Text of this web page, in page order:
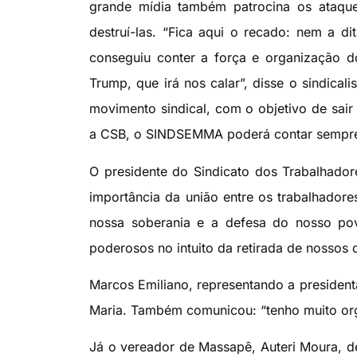
grande mídia também patrocina os
destruí-las. “Fica aqui o recado: nem a
conseguiu conter a força e organização
Trump, que irá nos calar”, disse o
movimento sindical, com o objetivo de
a CSB, o SINDSEMMA poderá contar
O presidente do Sindicato dos
importância da união entre os
nossa soberania e a defesa do nosso
poderosos no intuito da retirada de nossos
Marcos Emiliano, representando a
Maria. Também comunicou: “tenho muito
Já o vereador de Massapê, Auteri Moura,